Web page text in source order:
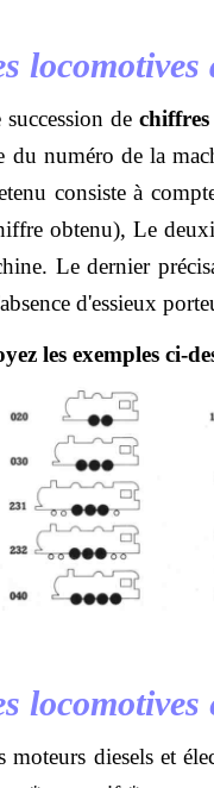
locomotives
succession dechiffres
du numéro de la
consiste à
obtenu), Le
Le dernier
d'essieux
les exemples ci-
locomotives
moteurs diesels et